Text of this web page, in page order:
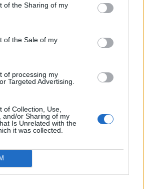
of the Sharing of my
of the Sale of my
of processing my
Targeted Advertising.
of Collection, Use,
and/or Sharing of my
Is Unrelated with the
it was collected.
που συναντούν, ώστε να τα
μαζί.
όλοι οι διαδικτυακοί
οικογένειάς σας διαθέτουν
κωδικούς πρόσβασης.
την επαλήθευση δύο
όπου είναι δυνατόν.
– Διατηρείτε το
— συμπεριλαμβανομένων των
κυβερνοασφάλειας — πάντα
ξεχνάτε να ενημερώνετε και
σας.